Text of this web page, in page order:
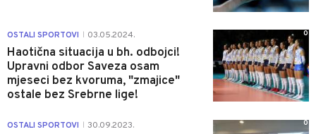
OSTALI SPORTOVI 03.05.2024.
Haotična situacija u bh. odbojci!
Upravni odbor Saveza osam
mjeseci bez kvoruma, "zmajice"
ostale bez Srebrne lige!
0
OSTALI SPORTOVI 30.09.2023. 0